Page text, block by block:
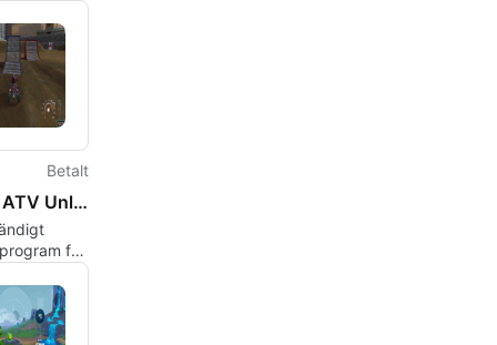
Betalt
MX vs. ATV Unleashed
för
Studios.